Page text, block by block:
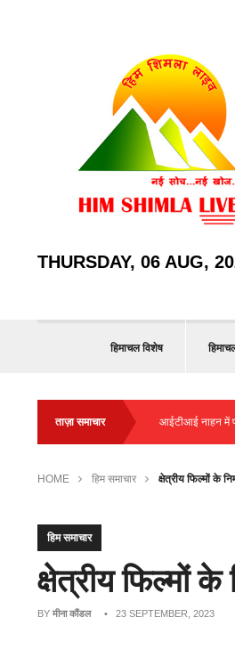
THURSDAY, 06 AUG,
हिमाचल विशेष
ताज़ा समाचार
प्लेसमेंट आयोजित • आईटीआई नाहन में
HOME हिम समाचार क्षेत्रीय फिल्मों के
हिम समाचार
क्षेत्रीय फिल्मों के
BY मीना कौंडल • 23 SEPTEMBER, 2023